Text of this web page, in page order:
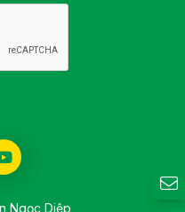
Ngọc Diệp